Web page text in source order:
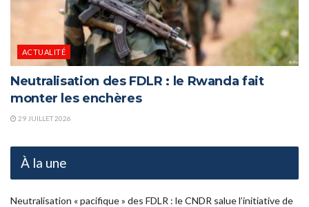
ACTUALITÉ
Neutralisation des FDLR : le Rwanda fait
monter les enchères
29 JUILLET 2026
À la une
Neutralisation « pacifique » des FDLR : le CNDR salue l’initiative de